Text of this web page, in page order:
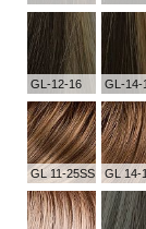
GL-12-16 GL-14-
GL 11-25SS GL 14-